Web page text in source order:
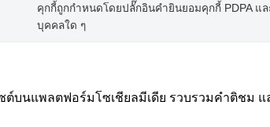
คุกกี้ถูกกำหนดโดยปลั๊กอินคำยินยอมคุกกี้ PDPA แ
บุคคลใด ๆ
ต์บนแพลตฟอร์มโซเชียลมีเดีย รวบรวมคำติช